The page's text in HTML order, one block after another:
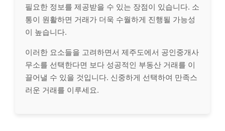
필요한 정보를 제공받을 수 있는 장점이 있습니다. 소
통이 원활하면 거래가 더욱 수월하게 진행될 가능성
이 높습니다.
이러한 요소들을 고려하면서 제주도에서 공인중개사
무소를 선택한다면 보다 성공적인 부동산 거래를 이
끌어낼 수 있을 것입니다. 신중하게 선택하여 만족스
러운 거래를 이루세요.